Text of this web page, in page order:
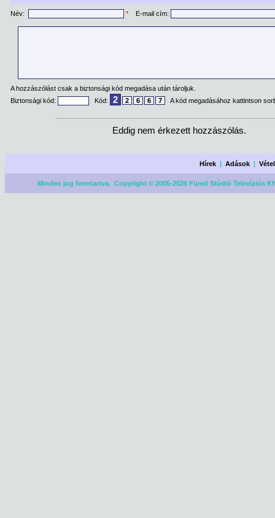
Név: * E-mail cím:
A hozzászólást csak a biztonsági kód megadása után tároljuk.
Biztonsági kód:
Kód: 2 2 6 6 7 A kód megadásához kattintson
Eddig nem érkezett hozzászólás.
Hírek |Adások |
Minden jog fenntartva. Copyright © 2005-2026 Füred Stúdió Televíziós